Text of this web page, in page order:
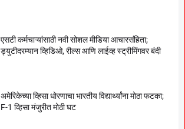
एसटी कर्मचाऱ्यांसाठी नवी सोशल मीडिया आचारसंहिता;
ड्युटीदरम्यान व्हिडिओ, रील्स आणि लाईव्ह स्ट्रीमिंगवर बंदी
अमेरिकेच्या व्हिसा धोरणाचा भारतीय विद्यार्थ्यांना मोठा फटका;
F-1 व्हिसा मंजुरीत मोठी घट